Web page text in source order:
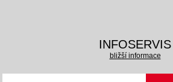
INFOSERVIS
bližší informace